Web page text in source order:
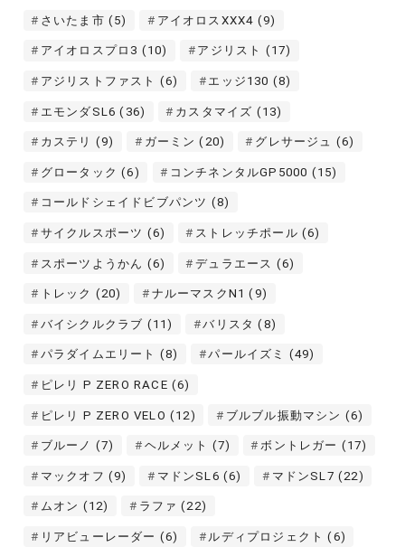
さいたま市 (5) アイオロスXXX4 (9)
アイオロスプロ3 (10) アジリスト (17)
アジリストファスト (6) エッジ130 (8)
エモンダSL6 (36) カスタマイズ (13)
カステリ (9) ガーミン (20) グレサージュ (6)
グロータック (6) コンチネンタルGP5000 (15)
コールドシェイドビブパンツ (8)
サイクルスポーツ (6) ストレッチポール (6)
スポーツようかん (6) デュラエース (6)
トレック (20) ナルーマスクN1 (9)
バイシクルクラブ (11) バリスタ (8)
パラダイムエリート (8) パールイズミ (49)
ピレリ P ZERO RACE (6)
ピレリ P ZERO VELO (12) ブルブル振動マシン (6)
ブルーノ (7) ヘルメット (7) ボントレガー (17)
マックオフ (9) マドンSL6 (6) マドンSL7 (22)
ムオン (12) ラファ (22)
リアビューレーダー (6) ルディプロジェクト (6)